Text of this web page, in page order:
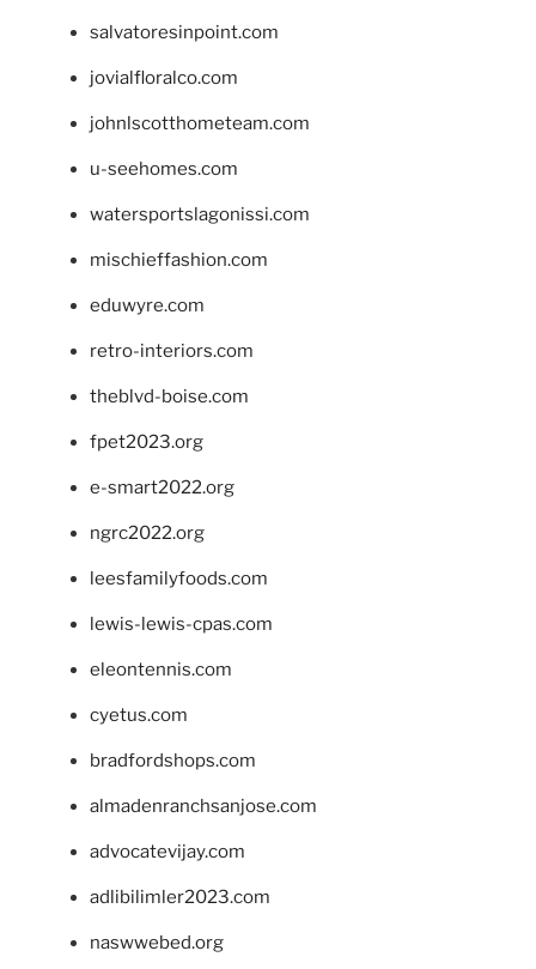
salvatoresinpoint.com
jovialfloralco.com
johnlscotthometeam.com
u-seehomes.com
watersportslagonissi.com
mischieffashion.com
eduwyre.com
retro-interiors.com
theblvd-boise.com
fpet2023.org
e-smart2022.org
ngrc2022.org
leesfamilyfoods.com
lewis-lewis-cpas.com
eleontennis.com
cyetus.com
bradfordshops.com
almadenranchsanjose.com
advocatevijay.com
adlibilimler2023.com
naswwebed.org